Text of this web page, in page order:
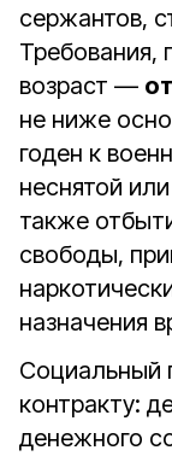
сержантов,
Требования,
возраст —
не ниже
годен к
неснятой
также
свободы,
назначения
Социальный
контракту:
денежного